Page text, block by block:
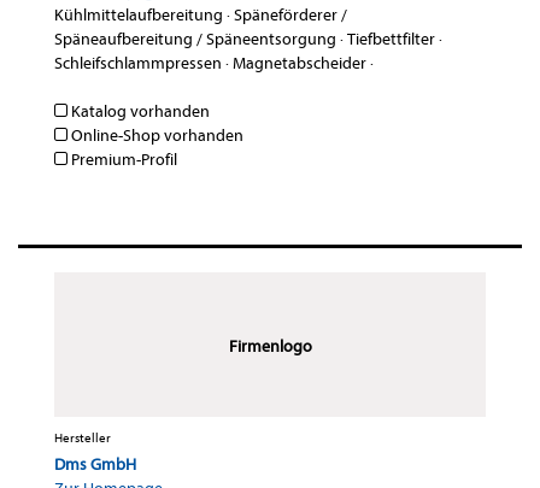
Kühlmittelaufbereitung ·Späneförderer /
Späneaufbereitung / Späneentsorgung ·Tiefbettfilter·
Schleifschlammpressen ·Magnetabscheider·
Katalog vorhanden
Online-Shop vorhanden
Premium-Profil
Firmenlogo
Hersteller
Dms GmbH